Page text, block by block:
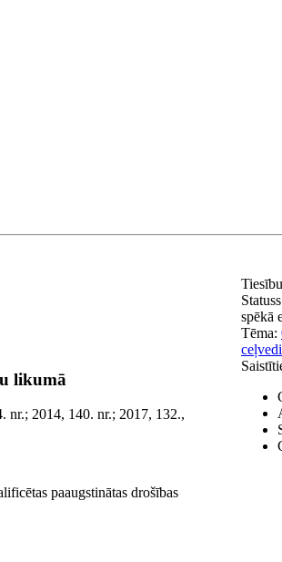
likumā
nr.; 2014, 140. nr.; 2017, 132.,
paaugstinātas drošības
spēkā
Tēma: